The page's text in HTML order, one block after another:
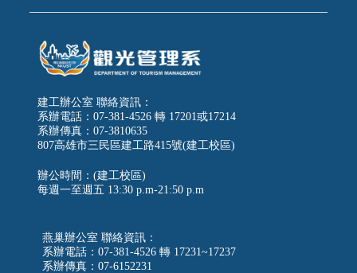
建工辦公室 聯絡資訊：
系辦電話：07-381-4526 轉 17201或17214
系辦傳真：07-3810635
807高雄市三民區建工路415號(建工校區)
辦公時間：(建工校區)
每週一至週五 13:30 p.m-21:50 p.m
燕巢辦公室 聯絡資訊：
系辦電話：07-381-4526 轉 17231~17237
系辦傳真：07-6152231